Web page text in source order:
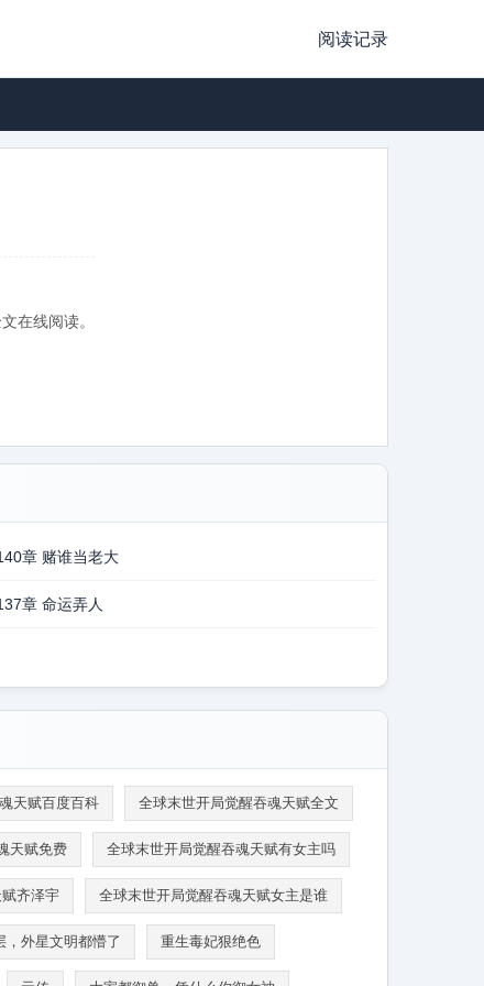
阅读记录
在线阅读。
章 赌谁当老大
章 命运弄人
天赋百度百科 全球末世开局觉醒吞魂天赋全文
天赋免费 全球末世开局觉醒吞魂天赋有女主吗
齐泽宇 全球末世开局觉醒吞魂天赋女主是谁
，外星文明都懵了 重生毒妃狠绝色